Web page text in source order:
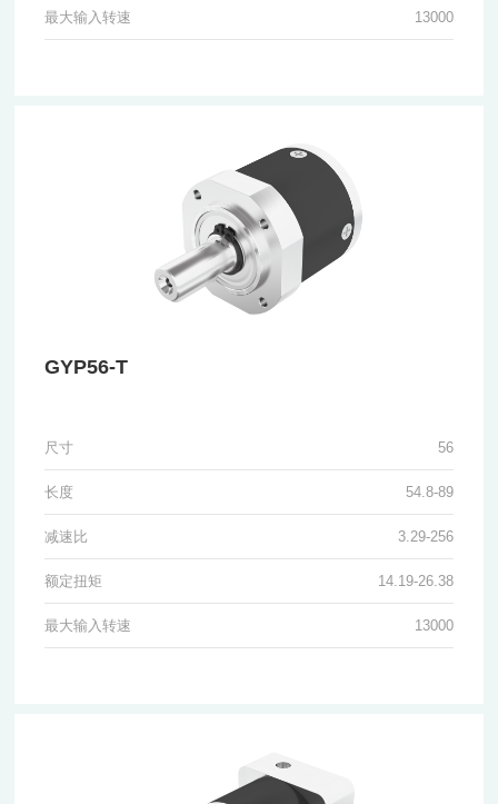
最大输入转速 13000
GYP56-T
尺寸 56
长度 54.8-89
减速比 3.29-256
额定扭矩 14.19-26.38
最大输入转速 13000